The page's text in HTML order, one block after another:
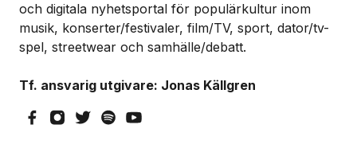
och digitala nyhetsportal för populärkultur inom
musik, konserter/festivaler, film/TV, sport, dator/tv-
spel, streetwear och samhälle/debatt.
Tf. ansvarig utgivare: Jonas Källgren